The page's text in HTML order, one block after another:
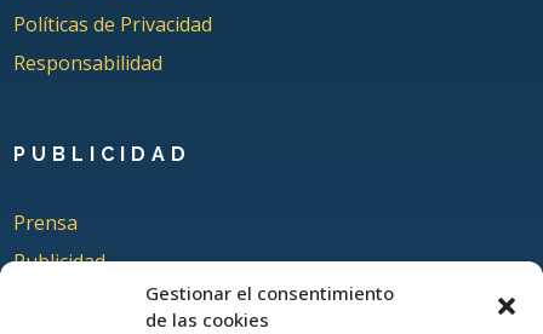
Gestionar el consentimiento
de las cookies
Políticas de Privacidad
Responsabilidad
PUBLICIDAD
Prensa
Publicidad
Quienes somos